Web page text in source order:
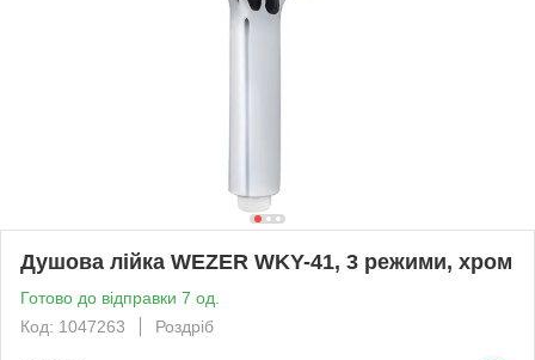
Душова лійка WEZER WKY-41, 3 режими, хром
Готово до відправки 7 од.
Код: 1047263
Роздріб